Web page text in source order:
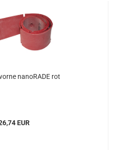
nanoRADE rot
EUR